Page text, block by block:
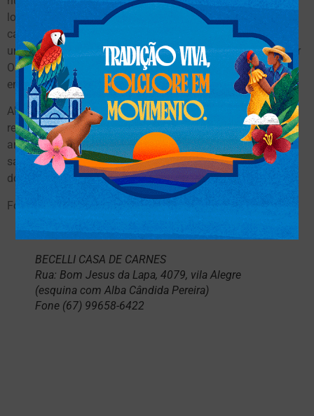
local apreendemos um estábulo onde havia cerca de sete
cavalos de corrida e também uma loja, um supermercado,
um cabeleireiro e outras propriedades”, explicou o promotor
Osmar Legal, que também acompanha o caso, durante
entrevista à Rádio Monumental 1080 AM.
Além de já ter prova de que a ‘agencia de pistolagem’ é a
responsável pela morte de Haylee Acevedo em outubro do
ano passado, a operação segue com investigações para
saber se o grupo também está relacionado ao assassinato
do prefeito de Pedro Juan Caballero, José Carlos Acevedo.
Fonte: Midiamax
continua após publicidade
BECELLI CASA DE CARNES
Rua: Bom Jesus da Lapa, 4079, vila Alegre
(esquina com Alba Cândida Pereira)
Fone (67) 99658-6422